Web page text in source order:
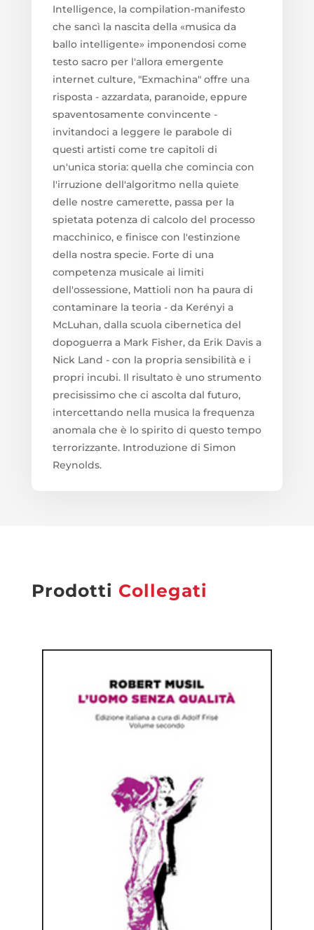
Intelligence, la compilation-manifesto
che sancì la nascita della «musica da
ballo intelligente» imponendosi come
testo sacro per l'allora emergente
internet culture, "Exmachina" offre una
risposta - azzardata, paranoide, eppure
spaventosamente convincente -
invitandoci a leggere le parabole di
questi artisti come tre capitoli di
un'unica storia: quella che comincia con
l'irruzione dell'algoritmo nella quiete
delle nostre camerette, passa per la
spietata potenza di calcolo del processo
macchinico, e finisce con l'estinzione
della nostra specie. Forte di una
competenza musicale ai limiti
dell'ossessione, Mattioli non ha paura di
contaminare la teoria - da Kerényi a
McLuhan, dalla scuola cibernetica del
dopoguerra a Mark Fisher, da Erik Davis a
Nick Land - con la propria sensibilità e i
propri incubi. Il risultato è uno strumento
precisissimo che ci ascolta dal futuro,
intercettando nella musica la frequenza
anomala che è lo spirito di questo tempo
terrorizzante. Introduzione di Simon
Reynolds.
Prodotti Collegati